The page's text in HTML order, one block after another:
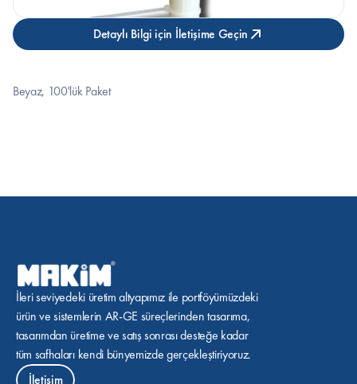
Detaylı Bilgi için İletişime Geçin
Beyaz, 100'lük Paket
İleri seviyedeki üretim altyapımız ile portföyümüzdeki
ürün ve sistemlerin AR-GE süreçlerinden tasarıma,
tasarımdan üretime ve satış sonrası desteğe kadar
tüm safhaları kendi bünyemizde gerçekleştiriyoruz.
İletişim